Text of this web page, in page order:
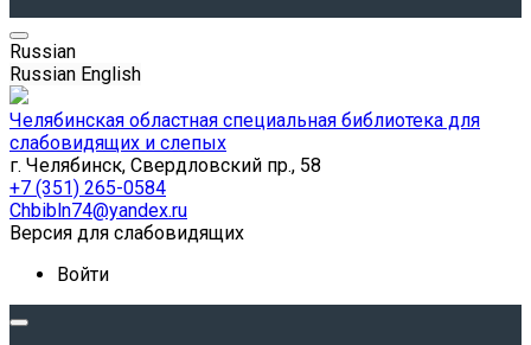
Russian
Russian English
Челябинская областная специальная библиотека для
слабовидящих и слепых
г. Челябинск, Свердловский пр., 58
+7 (351) 265-0584
Chbibln74@yandex.ru
Версия для слабовидящих
Войти